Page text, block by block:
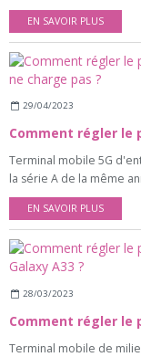
EN SAVOIR PLUS
29/04/2023
Terminal mobile 5G
la série A de la même
EN SAVOIR PLUS
28/03/2023
Terminal mobile de